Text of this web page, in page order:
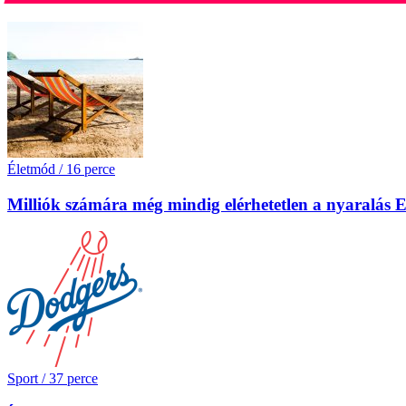
Életmód / 16 perce
Milliók számára még mindig elérhetetlen a nyaralás
Sport / 37 perce